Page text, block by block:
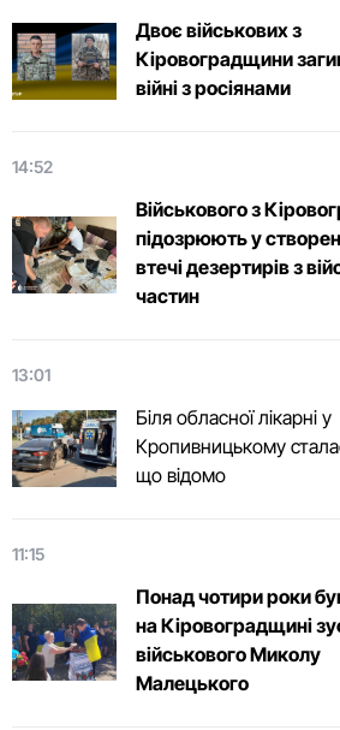
Двоє військових з
Кіровоградщини
війні з росіянами
14:52
Військового з
підозрюють у
втечі дезертирів з
частин
13:01
Біля обласної лікарні у
Кропивницькому
що відомо
11:15
Понад чотири роки
на Кіровоградщині
військового Микoлу
Малецькoгo